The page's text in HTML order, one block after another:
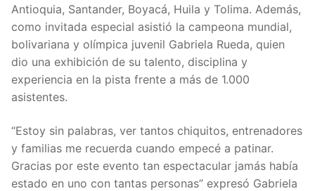
Antioquia, Santander, Boyacá, Huila y Tolima. Además,
como invitada especial asistió la campeona mundial,
bolivariana y olímpica juvenil Gabriela Rueda, quien
dio una exhibición de su talento, disciplina y
experiencia en la pista frente a más de 1.000
asistentes.
“Estoy sin palabras, ver tantos chiquitos, entrenadores
y familias me recuerda cuando empecé a patinar.
Gracias por este evento tan espectacular jamás había
estado en uno con tantas personas” expresó Gabriela